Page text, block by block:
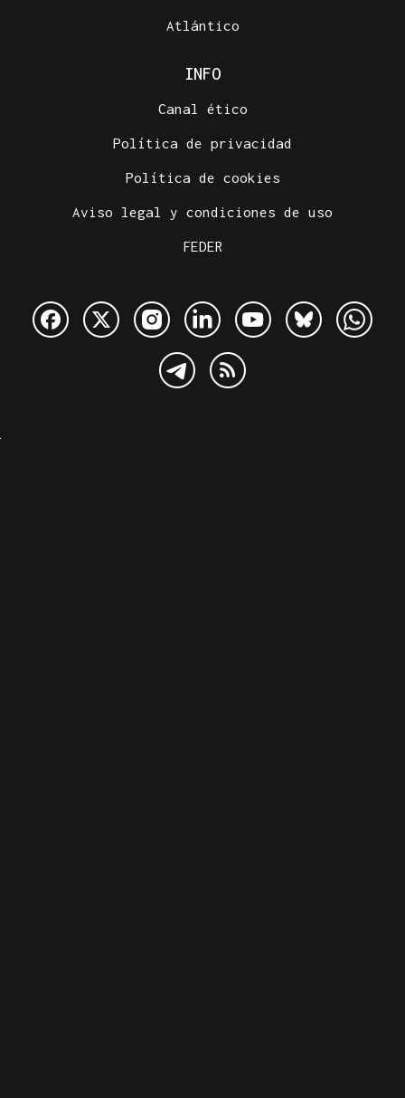
Atlántico
INFO
Canal ético
Política de privacidad
Política de cookies
Aviso legal y condiciones de uso
FEDER